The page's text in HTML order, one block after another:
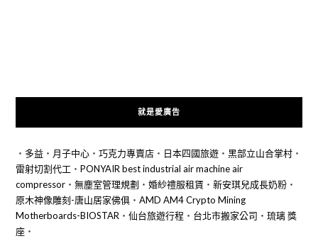
就是愛廣告
‧ 多益‧ 月子中心‧ 巧克力專賣店‧ 日本四國旅遊‧ 黑部立山合掌村‧
雷射切割代工 ‧ PONYAIR best industrial air machine air
compressor‧ 無塵室管理規劃 ‧ 婚紗禮服租賃‧ 新安琪兒成長奶粉‧
原木神像雕刻-唐山居家佛俱‧ AMD AM4 Crypto Mining
Motherboards-BIOSTAR ‧ 仙台旅遊行程 ‧ 台北市搬家公司 ‧ 琉璃 獎
座‧